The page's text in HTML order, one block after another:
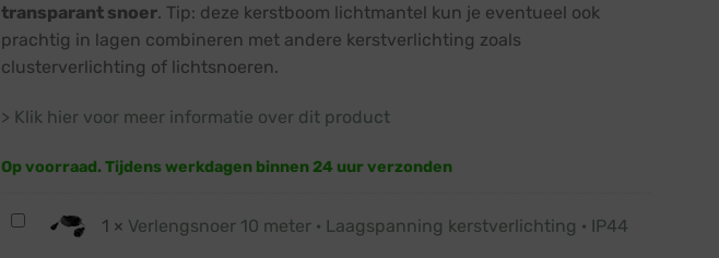
transparant snoer. Tip: deze kerstboom lichtmantel kun je eventueel ook
prachtig in lagen combineren met andere kerstverlichting zoals
clusterverlichting of lichtsnoeren.
> Klik hier voor meer informatie over dit product
Op voorraad. Tijdens werkdagen binnen 24 uur verzonden
Verlengsnoer
1 × Verlengsnoer 10 meter · Laagspanning kerstverlichting · IP44